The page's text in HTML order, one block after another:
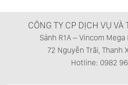
CÔNG TY CP DỊCH VỤ VÀ
Sảnh R1A – Vincom
72 Nguyễn Trãi, Thanh
Hotline: 0982 96